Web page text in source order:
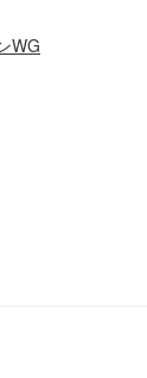
WG